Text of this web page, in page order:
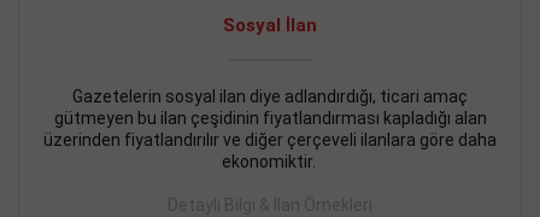
Sosyal İlan
Gazetelerin sosyal ilan diye adlandırdığı, ticari amaç
gütmeyen bu ilan çeşidinin fiyatlandırması kapladığı alan
üzerinden fiyatlandırılır ve diğer çerçeveli ilanlara göre daha
ekonomiktir.
Detaylı Bilgi & İlan Örnekleri
İŞYERİ KİRALIK İlanı - 11.09.2018
BEYLİKDÜZÜ Kavaklıda 4 katlı bina